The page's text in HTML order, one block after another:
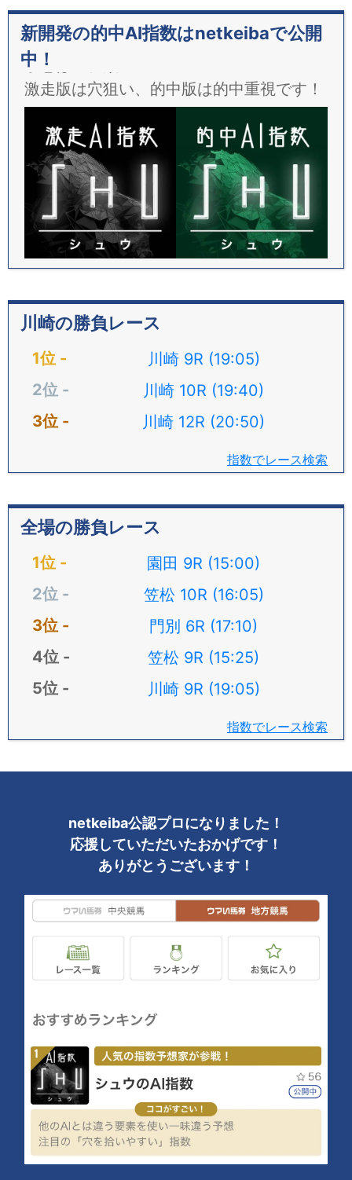
新開発の的中AI指数はnetkeibaで公開
中！
予想は２種類！
激走版は穴狙い、的中版は的中重視です！
川崎の勝負レース
川崎 9R (19:05)
川崎 10R (19:40)
川崎 12R (20:50)
指数でレース検索
全場の勝負レース
園田 9R (15:00)
笠松 10R (16:05)
門別 6R (17:10)
笠松 9R (15:25)
川崎 9R (19:05)
指数でレース検索
netkeiba公認プロになりました！
応援していただいたおかげです！
ありがとうございます！